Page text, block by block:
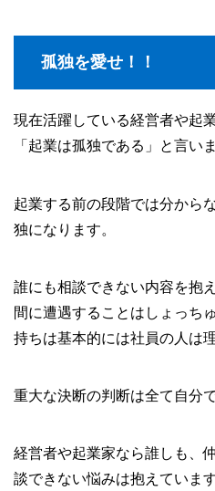
孤独を愛せ！！
現在活躍している経営者や起
「起業は孤独である」と言いま
起業する前の段階では分から
独になります。
誰にも相談できない内容を抱
間に遭遇することはしょっち
持ちは基本的には社員の人は
重大な決断の判断は全て自分
経営者や起業家なら誰しも、
談できない悩みは抱えています